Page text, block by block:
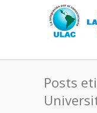
Posts